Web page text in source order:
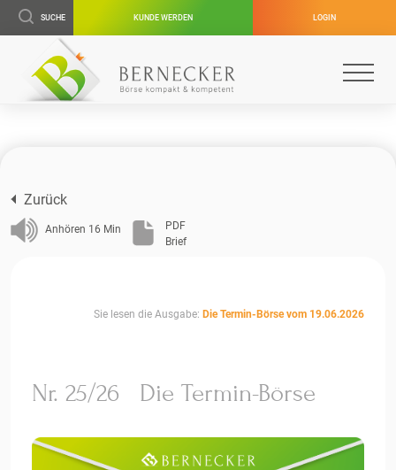
SUCHE KUNDE WERDEN LOGIN
Zurück
Anhören 16 Min
PDF
Brief
Sie lesen die Ausgabe: Die Termin-Börse vom 19.06.2026
Nr. 25/26 Die Termin-Börse